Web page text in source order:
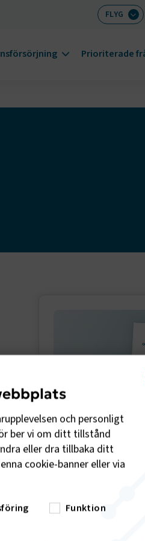
FLYG
Prioriterade
Rapport om
inom
och personligt
ber vi om ditt tillstånd
eller dra tillbaka ditt
cookie-banner eller via
Funktion